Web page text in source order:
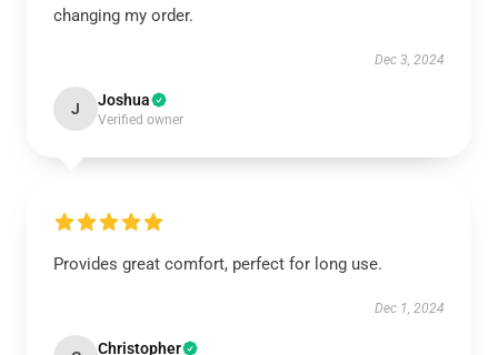
changing my order.
Dec 3, 2024
J Joshua
Verified owner
Provides great comfort, perfect for long use.
Dec 1, 2024
Christopher